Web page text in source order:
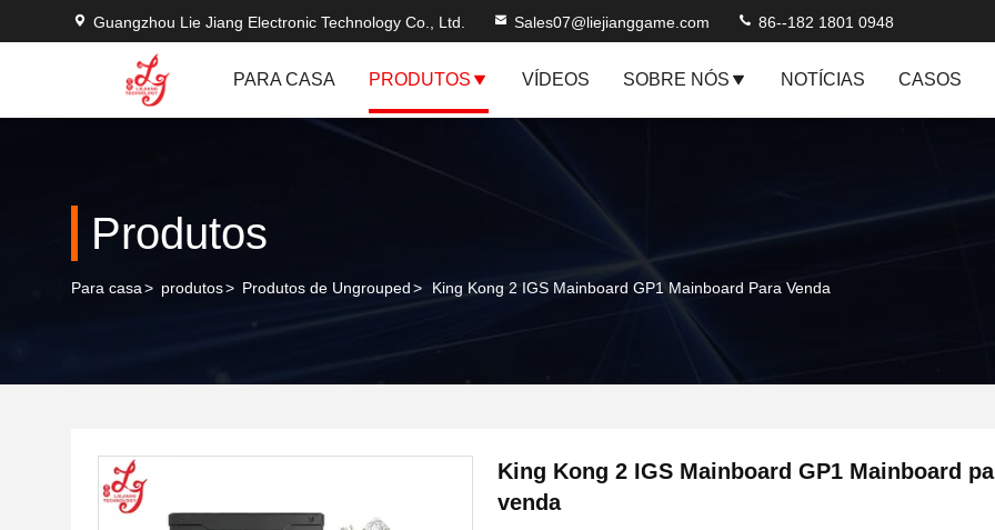
Guangzhou Lie Jiang Electronic Technology Co., Ltd. Sales07@liejianggame.com 86--182 1801 0948
PARA CASA PRODUTOS VÍDEOS SOBRE NÓS NOTÍCIAS CASOS
Produtos
Para casa> produtos> Produtos de Ungrouped> King Kong 2 IGS Mainboard GP1 Mainboard Para Venda
King Kong 2 IGS Mainboard GP1 Mainboard
venda